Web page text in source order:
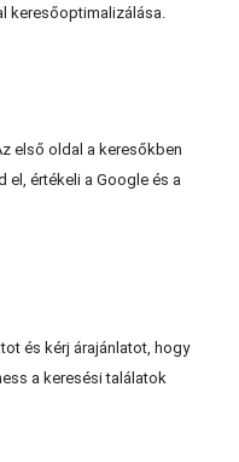
keresőoptimalizálása.
első oldal a keresőkben
el, értékeli a Google és a
és kérj árajánlatot, hogy
a keresési találatok